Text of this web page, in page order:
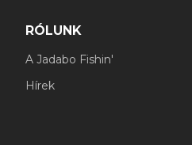
RÓLUNK
A Jadabo Fishin'
Hírek